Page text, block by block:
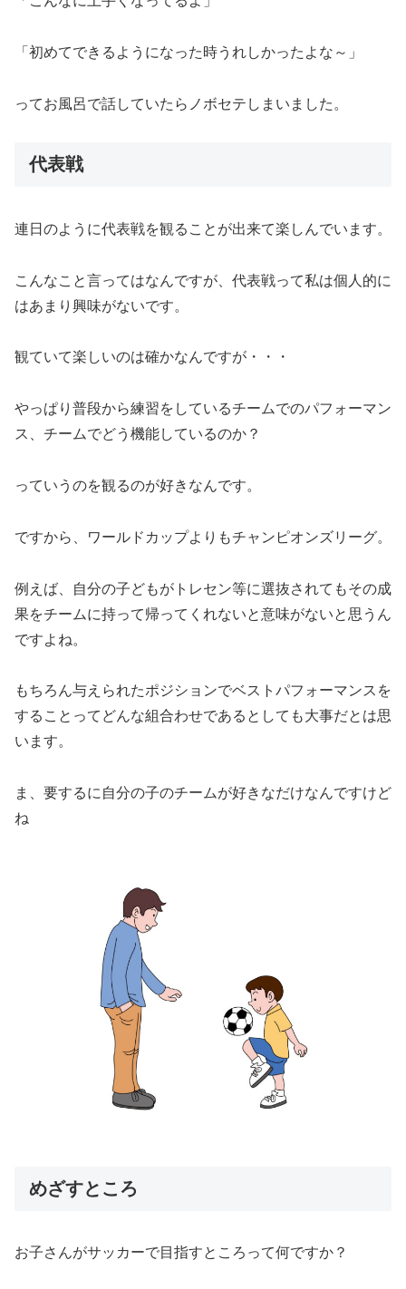
「初めてできるようになった時うれしかったよな～」
ってお風呂で話していたらノボセテしまいました。
代表戦
連日のように代表戦を観ることが出来て楽しんでいます。
こんなこと言ってはなんですが、代表戦って私は個人的に
はあまり興味がないです。
観ていて楽しいのは確かなんですが・・・
やっぱり普段から練習をしているチームでのパフォーマン
ス、チームでどう機能しているのか？
っていうのを観るのが好きなんです。
ですから、ワールドカップよりもチャンピオンズリーグ。
例えば、自分の子どもがトレセン等に選抜されてもその成
果をチームに持って帰ってくれないと意味がないと思うん
ですよね。
もちろん与えられたポジションでベストパフォーマンスを
することってどんな組合わせであるとしても大事だとは思
います。
ま、要するに自分の子のチームが好きなだけなんですけど
ね
めざすところ
お子さんがサッカーで目指すところって何ですか？